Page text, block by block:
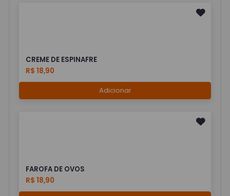
CREME DE ESPINAFRE
R$ 18,90
Adicionar
FAROFA DE OVOS
R$ 18,90